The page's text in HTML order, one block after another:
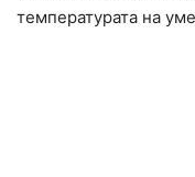
температурата на